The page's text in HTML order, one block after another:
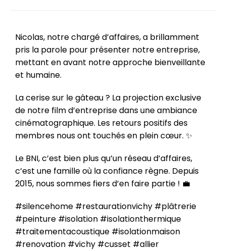
Nicolas, notre chargé d’affaires, a brillamment
pris la parole pour présenter notre entreprise,
mettant en avant notre approche bienveillante
et humaine.
La cerise sur le gâteau ? La projection exclusive
de notre film d’entreprise dans une ambiance
cinématographique. Les retours positifs des
membres nous ont touchés en plein cœur. ✨
Le BNI, c’est bien plus qu’un réseau d’affaires,
c’est une famille où la confiance règne. Depuis
2015, nous sommes fiers d’en faire partie ! 💼
#silencehome #restaurationvichy #plâtrerie
#peinture #isolation #isolationthermique
#traitementacoustique #isolationmaison
#renovation #vichy #cusset #allier